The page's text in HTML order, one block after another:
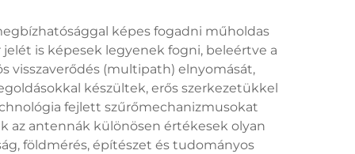
képes fogadni műholdas
is képesek legyenek fogni, beleértve a
visszaverődés (multipath) elnyomását,
készültek, erős szerkezetükkel
fejlett szűrőmechanizmusokat
az antennák különösen értékesek olyan
földmérés, építészet és tudományos